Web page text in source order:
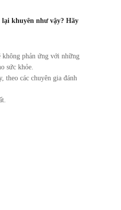
lại khuyên như vậy? Hãy
phản ứng với những
sức khỏe.
theo các chuyên gia đánh